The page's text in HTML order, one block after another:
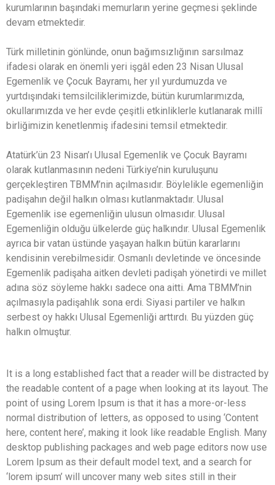
kurumlarının başındaki memurların yerine geçmesi şeklinde
devam etmektedir.
Türk milletinin gönlünde, onun bağımsızlığının sarsılmaz
ifadesi olarak en önemli yeri işgâl eden 23 Nisan Ulusal
Egemenlik ve Çocuk Bayramı, her yıl yurdumuzda ve
yurtdışındaki temsilciliklerimizde, bütün kurumlarımızda,
okullarımızda ve her evde çeşitli etkinliklerle kutlanarak millî
birliğimizin kenetlenmiş ifadesini temsil etmektedir.
Atatürk’ün 23 Nisan’ı Ulusal Egemenlik ve Çocuk Bayramı
olarak kutlanmasının nedeni Türkiye’nin kuruluşunu
gerçekleştiren TBMM’nin açılmasıdır. Böylelikle egemenliğin
padişahın değil halkın olması kutlanmaktadır. Ulusal
Egemenlik ise egemenliğin ulusun olmasıdır. Ulusal
Egemenliğin olduğu ülkelerde güç halkındır. Ulusal Egemenlik
ayrıca bir vatan üstünde yaşayan halkın bütün kararlarını
kendisinin verebilmesidir. Osmanlı devletinde ve öncesinde
Egemenlik padişaha aitken devleti padişah yönetirdi ve millet
adına söz söyleme hakkı sadece ona aitti. Ama TBMM’nin
açılmasıyla padişahlık sona erdi. Siyasi partiler ve halkın
serbest oy hakkı Ulusal Egemenliği arttırdı. Bu yüzden güç
halkın olmuştur.
It is a long established fact that a reader will be distracted by
the readable content of a page when looking at its layout. The
point of using Lorem Ipsum is that it has a more-or-less
normal distribution of letters, as opposed to using ‘Content
here, content here’, making it look like readable English. Many
desktop publishing packages and web page editors now use
Lorem Ipsum as their default model text, and a search for
‘lorem ipsum’ will uncover many web sites still in their